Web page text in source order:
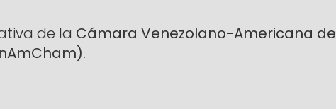
de la Cámara Venezolano-Americana de